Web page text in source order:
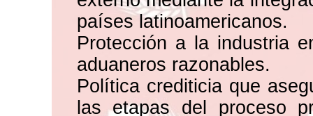
países latinoamericanos.
Protección a la industria
aduaneros razonables.
Política crediticia que
las etapas del proceso